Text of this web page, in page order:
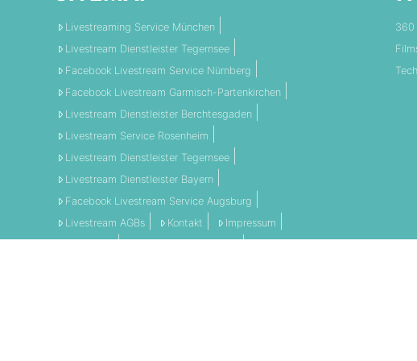
Livestreaming Service München
Livestream Dienstleister Tegernsee
Facebook Livestream Service Nürnberg
Facebook Livestream Garmisch-Partenkirchen
Livestream Dienstleister Berchtesgaden
Livestream Service Rosenheim
Livestream Dienstleister Tegernsee
Livestream Dienstleister Bayern
Facebook Livestream Service Augsburg
Livestream AGBs
Kontakt
Impressum
360